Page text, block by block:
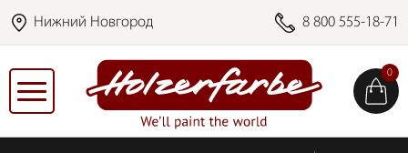
Нижний Новгород 8 800 555-18-71
0